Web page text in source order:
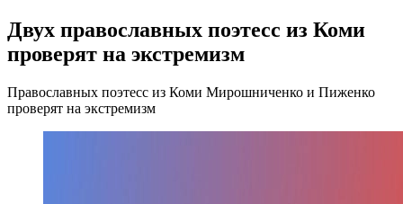
Двух православных поэтесс из Коми
проверят на экстремизм
Православных поэтесс из Коми Мирошниченко и Пиженко
проверят на экстремизм